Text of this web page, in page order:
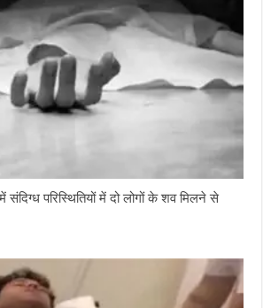
परिस्थितियों में दो लोगों के शव मिलने से